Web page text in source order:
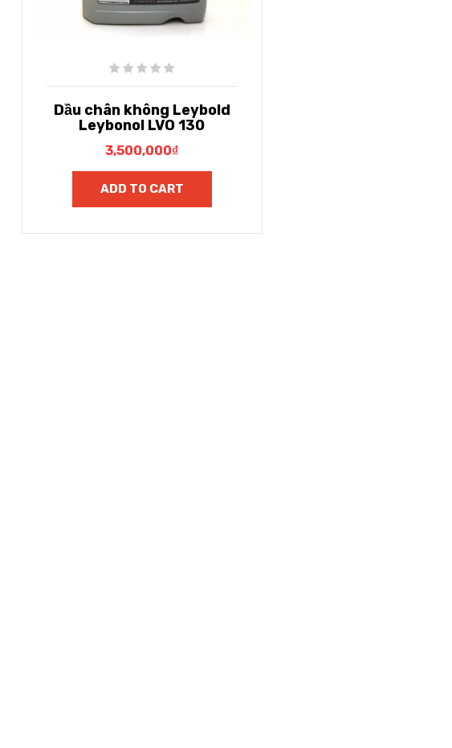
Dầu chân không Leybold
Leybonol LVO 130
3,500,000₫
ADD TO CART